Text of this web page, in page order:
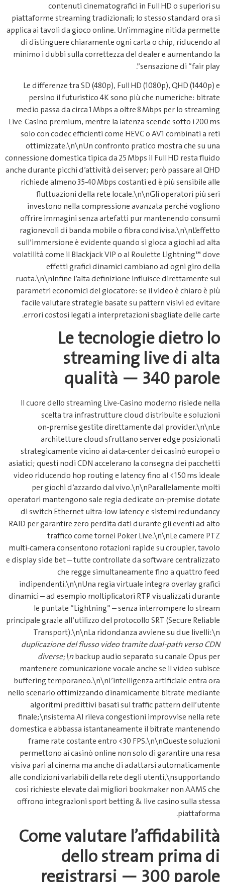
contenuti
piattaforme streaming
applica ai tavoli da gioco online.
di distinguere chiaramente
minimo i dubbi sulla correttezza
Le differenze tra SD (480p),
persino il futuristico 4K
medio passa da circa 1 Mbps a
Live‑Casino premium, mentre la
solo con codec efficienti come
ottimizzate.\n\nUn
connessione domestica tipica da
anche durante picchi d’attività dei
richiede almeno 35‑40 Mbps
fluttuazioni della rete
investono nella
offrire immagini senza
ragionevoli di banda mobile o
sull’immersione è evidente
volatilità come il Blackjack VIP
effetti grafici dinamici
ruota.\n\nInfine l’alta
parametri economici del
facile valutare strategie
errori costosi legati a
Le
qualità
Il cuore dello streaming
scelta tra infrastrutture
on‑premise gestite
architetture cloud
strategicamente vicino ai
asiatici; questi nodi CDN
video riducendo hop routing e
per giochi d’azzardo dal
operatori mantengono sale regia
di switch Ethernet ultra‑low
RAID per garantire zero perdita
traffico come tornei
multi‑camera consentono
e display side bet – tutte
che regge
indipendenti.\n\nUna regia
dinamici – ad esempio
le puntate “Lightning” –
principale grazie all’utilizzo del
Transport).\n\nLa
duplicazione del flusso video
diverse;\nbackup audio
mantenere comunicazione
buffering
nello scenario ottimizzando
algoritmi predittivi basati
finale;\nsistema AI rileva
domestica e abbassa
frame rate costante entro
permettono ai casinò online
visiva pari al cinema ma anche
alle condizioni variabili della
così richieste elevate dai
offrono integrazioni sport
Come
dello